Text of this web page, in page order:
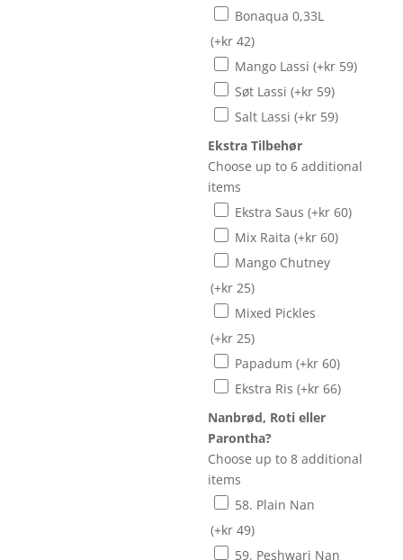
Bonaqua 0,33L
(+kr 42)
Mango Lassi(+kr 59)
Søt Lassi(+kr 59)
Salt Lassi(+kr 59)
Ekstra Tilbehør
Choose up to 6 additional
items
Ekstra Saus(+kr 60)
Mix Raita(+kr 60)
Mango Chutney
(+kr 25)
Mixed Pickles
(+kr 25)
Papadum(+kr 60)
Ekstra Ris(+kr 66)
Nanbrød, Roti eller
Parontha?
Choose up to 8 additional
items
58. Plain Nan
(+kr 49)
59. Peshwari Nan